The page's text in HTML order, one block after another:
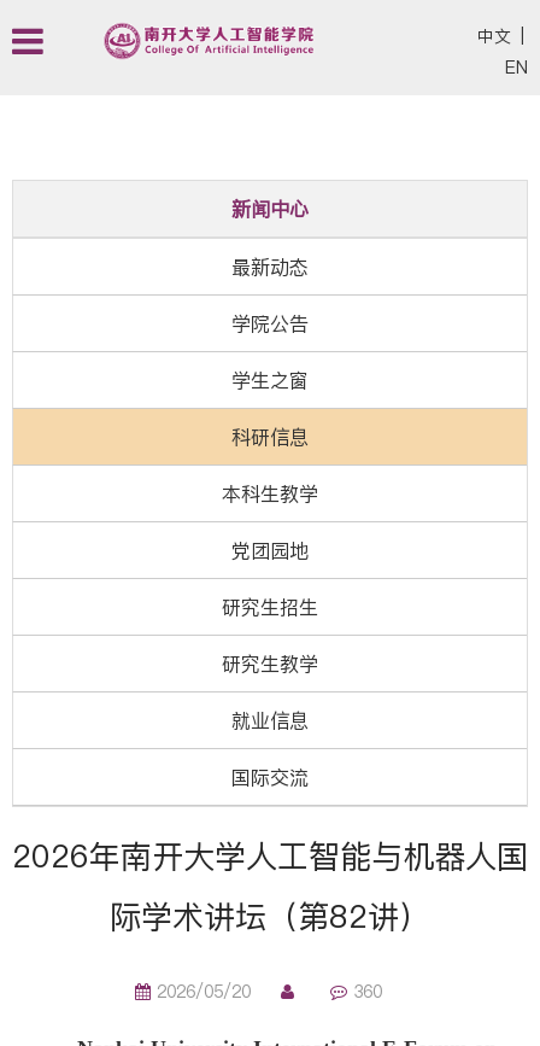
中文
EN
新闻中心
最新动态
学院公告
学生之窗
科研信息
本科生教学
党团园地
研究生招生
研究生教学
就业信息
国际交流
2026年南开大学人工智能与机器人国
际学术讲坛（第82讲）
2026/05/20 360